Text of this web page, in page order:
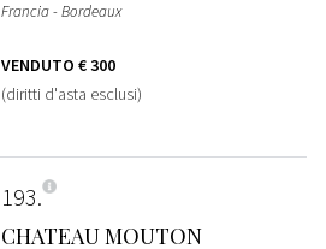
Francia - Bordeaux
VENDUTO € 300
(diritti d'asta esclusi)
193
CHATEAU MOUTON